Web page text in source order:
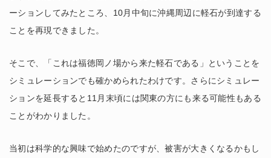
ーションしてみたところ、10月中旬に沖縄周辺に軽石が到達する
ことを再現できました。
そこで、「これは福徳岡ノ場から来た軽石である」ということを
シミュレーションでも確かめられたわけです。さらにシミュレー
ションを延長すると11月末頃には関東の方にも来る可能性もある
ことがわかりました。
当初は科学的な興味で始めたのですが、被害が大きくなるかもし